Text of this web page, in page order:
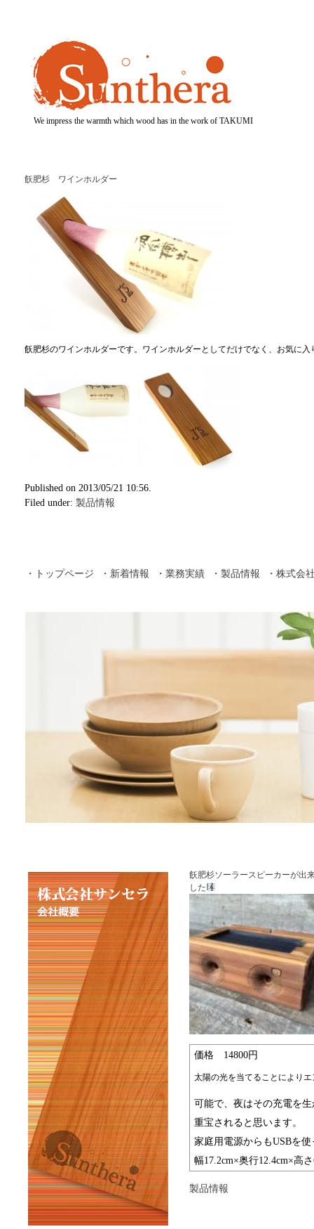
We impress the warmth which wood has in the work of TAKUMI
飫肥杉 ワインホルダー
飫肥杉のワインホルダーです。ワインホルダーとしてだけでなく、お気に
Published on 2013/05/21 10:56.
Filed under: 製品情報
・トップページ ・新着情報 ・業務実績 ・製品情報 ・株式会
飫肥杉ソーラースピーカーが出
した
価格 14800円
太陽の光を当てることにより
可能で、夜はその充電を
重宝されると思います。
家庭用電源からもUSBを
幅17.2cm×奥行12.4cm×高
製品情報